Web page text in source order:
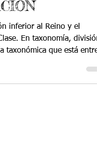
inferior al Reino y el
taxonómica que está entre